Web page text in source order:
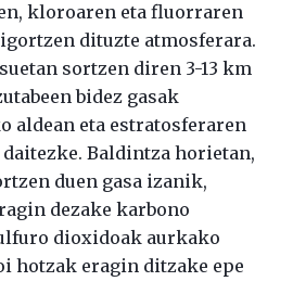
kloroaren eta fluorraren
dituzte atmosferara.
sortzen diren 3-13 km
bidez gasak
aldean eta estratosferaren
Baldintza horietan,
duen gasa izanik,
dezake karbono
dioxidoak aurkako
hotzak eragin ditzake epe